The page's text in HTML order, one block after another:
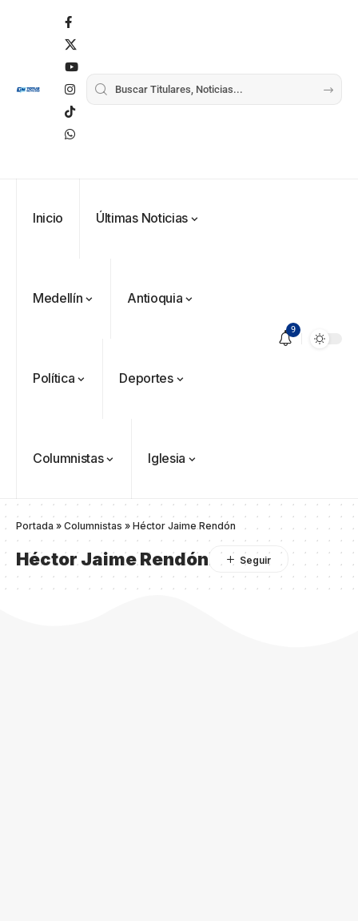
Inicio Últimas Noticias
Medellín Antioquia
Política Deportes
Columnistas Iglesia
9
Portada» Columnistas » Héctor Jaime Rendón
Héctor Jaime Rendón